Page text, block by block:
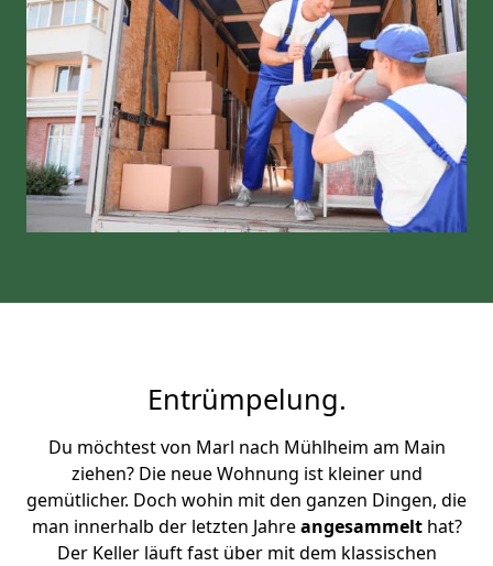
Entrümpelung.
Du möchtest von Marl nach Mühlheim am Main
ziehen? Die neue Wohnung ist kleiner und
gemütlicher. Doch wohin mit den ganzen Dingen, die
man innerhalb der letzten Jahreangesammelthat?
Der Keller läuft fast über mit dem klassischen